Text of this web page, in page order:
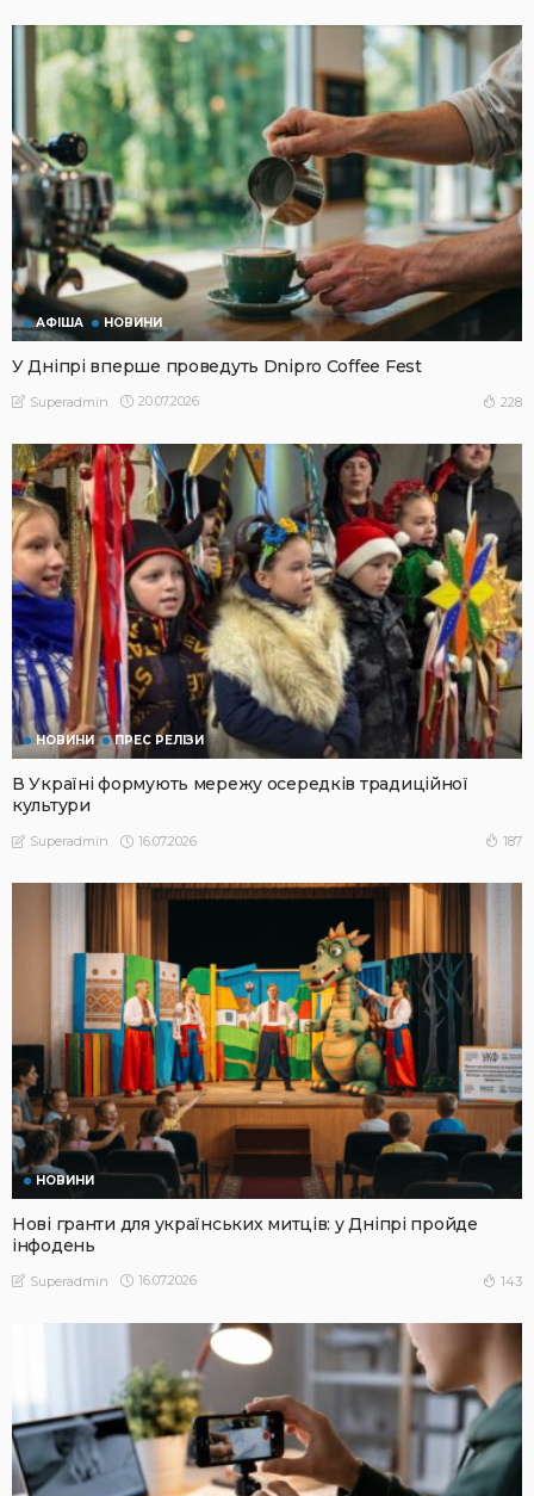
АФІША НОВИНИ
У Дніпрі вперше проведуть Dnipro Coffee Fest
Superadmin 20.07.2026 228
НОВИНИ ПРЕС РЕЛІЗИ
В Україні формують мережу осередків традиційної
культури
Superadmin 16.07.2026 187
НОВИНИ
Нові гранти для українських митців: у Дніпрі пройде
інфодень
Superadmin 16.07.2026 143